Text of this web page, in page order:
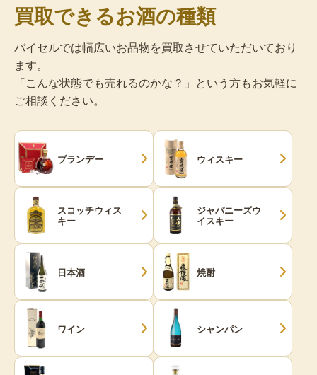
買取できるお酒の種類
バイセルでは幅広いお品物を買取させていただいており
ます。
「こんな状態でも売れるのかな？」という方もお気軽に
ご相談ください。
ブランデー ウィスキー
スコッチウィス
キー
ジャパニーズウ
イスキー
日本酒 焼酎
ワイン シャンパン